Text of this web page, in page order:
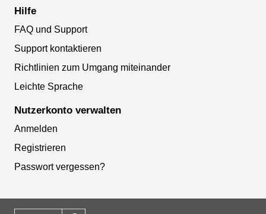
Hilfe
FAQ und Support
Support kontaktieren
Richtlinien zum Umgang miteinander
Leichte Sprache
Nutzerkonto verwalten
Anmelden
Registrieren
Passwort vergessen?